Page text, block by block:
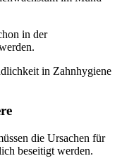
in der
in Zahnhygiene
die Ursachen für
beseitigt werden.